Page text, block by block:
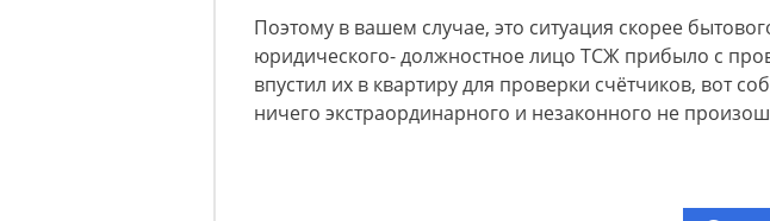
Поэтому в вашем случае, это ситуация скорее
юридического- должностное лицо ТСЖ прибыло с
впустил их в квартиру для проверки счётчиков, вот
ничего экстраординарного и незаконного не